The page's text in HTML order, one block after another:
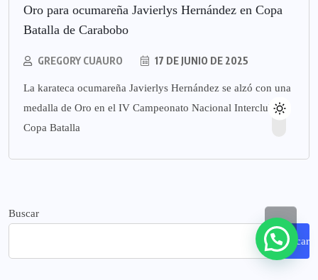
Oro para ocumareña Javierlys Hernández en Copa
Batalla de Carabobo
GREGORY CUAURO 17 DE JUNIO DE 2025
La karateca ocumareña Javierlys Hernández se alzó con una
medalla de Oro en el IV Campeonato Nacional Interclubes
Copa Batalla
Buscar
Buscar